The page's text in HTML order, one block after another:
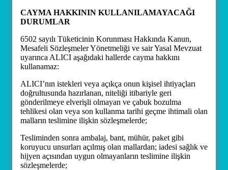
CAYMA HAKKININ KULLANILAMAYACAĞI
DURUMLAR
6502 sayılı Tüketicinin Korunması Hakkında Kanun,
Mesafeli Sözleşmeler Yönetmeliği ve sair Yasal Mevzuat
uyarınca ALICI aşağıdaki hallerde cayma hakkını
kullanamaz:
ALICI’nın istekleri veya açıkça onun kişisel ihtiyaçları
doğrultusunda hazırlanan, niteliği itibariyle geri
gönderilmeye elverişli olmayan ve çabuk bozulma
tehlikesi olan veya son kullanma tarihi geçme ihtimali olan
malların teslimine ilişkin sözleşmelerde;
Tesliminden sonra ambalaj, bant, mühür, paket gibi
koruyucu unsurları açılmış olan mallardan; iadesi sağlık ve
hijyen açısından uygun olmayanların teslimine ilişkin
sözleşmelerde;